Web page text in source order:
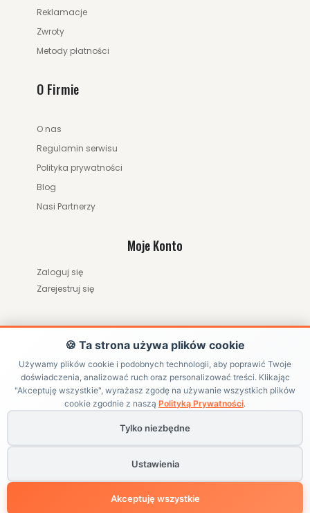
Reklamacje
Zwroty
Metody płatności
O Firmie
O nas
Regulamin serwisu
Polityka prywatności
Blog
Nasi Partnerzy
Moje Konto
Zaloguj się
Zarejestruj się
ZWRÓĆ ZAMÓWIENIE / ODSTĄP OD UMOWY
jeździecki z akcesoriami dla konia
Powered byBlackPAGE
🍪 Ta strona używa plików cookie
Używamy plików cookie i podobnych technologii, aby poprawić Twoje
doświadczenia, analizować ruch oraz personalizować treści. Klikając
"Akceptuję wszystkie", wyrażasz zgodę na używanie wszystkich plików
cookie zgodnie z naszą Polityką Prywatności.
Tylko niezbędne
Ustawienia
Akceptuję wszystkie